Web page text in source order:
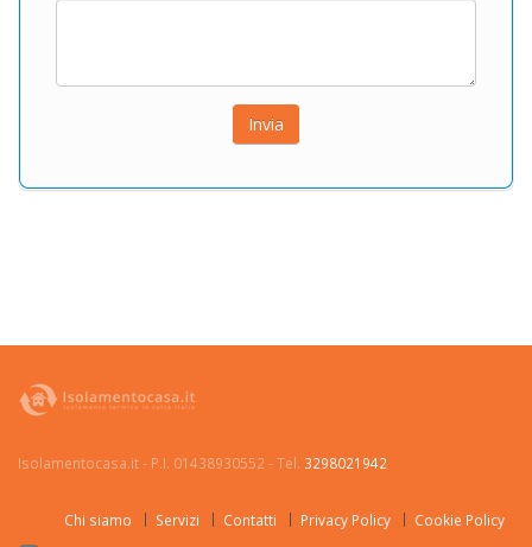
Isolamentocasa.it - P.I. 01438930552 - Tel. 3298021942
Chi siamo Servizi Contatti Privacy Policy Cookie Policy